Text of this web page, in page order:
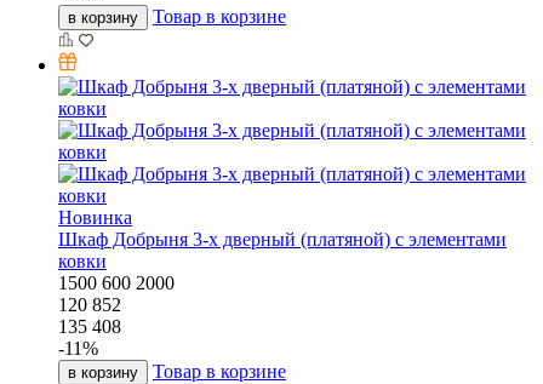
в корзину Товар в корзине
Новинка
Шкаф Добрыня 3-х дверный (платяной) с элементами
ковки
1500 600 2000
120 852
135 408
-11%
в корзину Товар в корзине